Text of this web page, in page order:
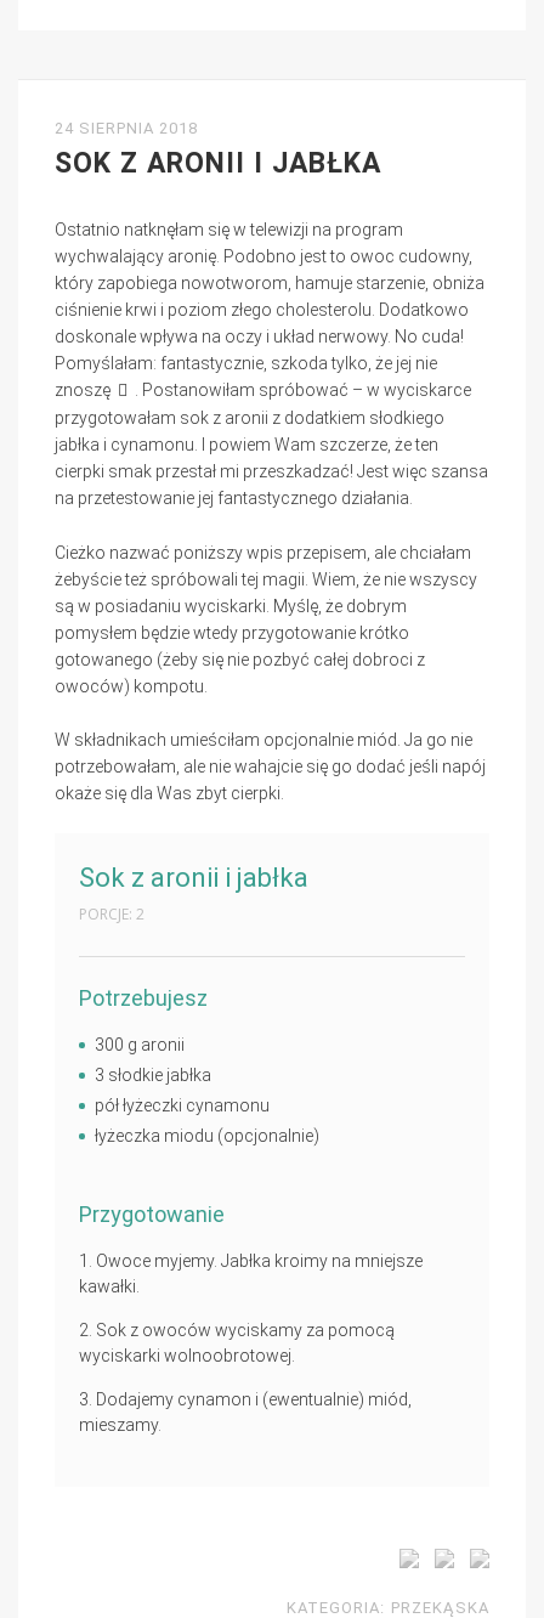
24 SIERPNIA 2018
SOK Z ARONII I JABŁKA
Ostatnio natknęłam się w telewizji na program
wychwalający aronię. Podobno jest to owoc cudowny,
który zapobiega nowotworom, hamuje starzenie, obniża
ciśnienie krwi i poziom złego cholesterolu. Dodatkowo
doskonale wpływa na oczy i układ nerwowy. No cuda!
Pomyślałam: fantastycznie, szkoda tylko, że jej nie
znoszę
. Postanowiłam spróbować – w wyciskarce
przygotowałam sok z aronii z dodatkiem słodkiego
jabłka i cynamonu. I powiem Wam szczerze, że ten
cierpki smak przestał mi przeszkadzać! Jest więc szansa
na przetestowanie jej fantastycznego działania.
Cieżko nazwać poniższy wpis przepisem, ale chciałam
żebyście też spróbowali tej magii. Wiem, że nie wszyscy
są w posiadaniu wyciskarki. Myślę, że dobrym
pomysłem będzie wtedy przygotowanie krótko
gotowanego (żeby się nie pozbyć całej dobroci z
owoców) kompotu.
W składnikach umieściłam opcjonalnie miód. Ja go nie
potrzebowałam, ale nie wahajcie się go dodać jeśli napój
okaże się dla Was zbyt cierpki.
Sok z aronii i jabłka
PORCJE: 2
Potrzebujesz
300 g aronii
3 słodkie jabłka
pół łyżeczki cynamonu
łyżeczka miodu (opcjonalnie)
Przygotowanie
Owoce myjemy. Jabłka kroimy na mniejsze
kawałki.
Sok z owoców wyciskamy za pomocą
wyciskarki wolnoobrotowej.
Dodajemy cynamon i (ewentualnie) miód,
mieszamy.
PRZEKĄSKA
KATEGORIA: